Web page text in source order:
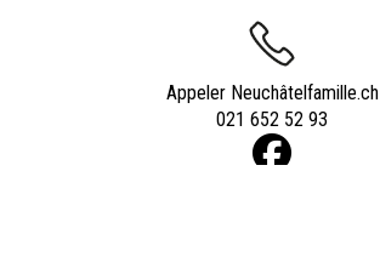
Appeler Neuchâtelfamille.ch
021 652 52 93